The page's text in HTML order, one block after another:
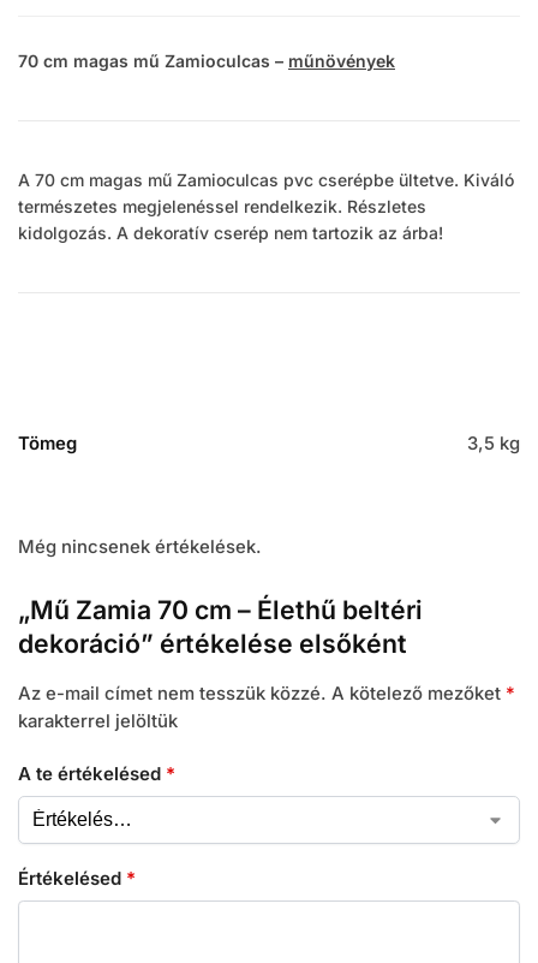
70 cm magas mű Zamioculcas – műnövények
A 70 cm magas mű Zamioculcas pvc cserépbe ültetve. Kiváló
természetes megjelenéssel rendelkezik. Részletes
kidolgozás. A dekoratív cserép nem tartozik az árba!
Tömeg 3,5 kg
Még nincsenek értékelések.
„Mű Zamia 70 cm – Élethű beltéri
dekoráció” értékelése elsőként
Az e-mail címet nem tesszük közzé. A kötelező mezőket *
karakterrel jelöltük
A te értékelésed *
Értékelésed *